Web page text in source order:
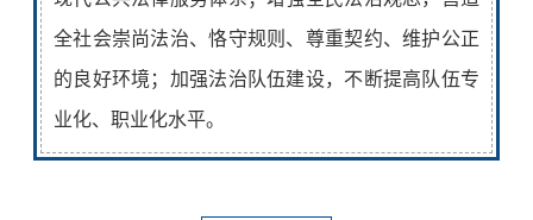
全社会崇尚法治、恪守规则、尊重契约、维护公正
的良好环境； 加强法治队伍建设， 不断提高队伍专
业化、职业化水平。